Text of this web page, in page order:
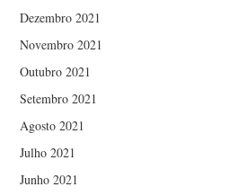
Dezembro 2021
Novembro 2021
Outubro 2021
Setembro 2021
Agosto 2021
Julho 2021
Junho 2021